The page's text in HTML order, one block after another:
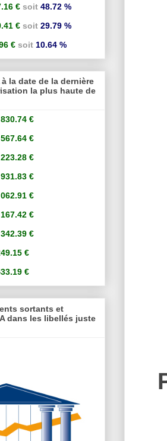
€ soit 48.72 %
€ soit 29.79 %
€ soit 10.64 %
la date de la dernière
la plus haute de
€
€
€
€
€
€
€
€
€
sortants et
dans les libellés juste